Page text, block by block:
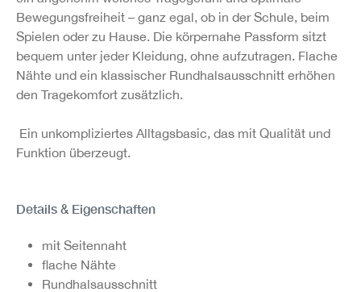
Bewegungsfreiheit – ganz egal, ob in der Schule, beim
Spielen oder zu Hause. Die körpernahe Passform sitzt
bequem unter jeder Kleidung, ohne aufzutragen. Flache
Nähte und ein klassischer Rundhalsausschnitt erhöhen
den Tragekomfort zusätzlich.
Ein unkompliziertes Alltagsbasic, das mit Qualität und
Funktion überzeugt.
Details & Eigenschaften
mit Seitennaht
flache Nähte
Rundhalsausschnitt